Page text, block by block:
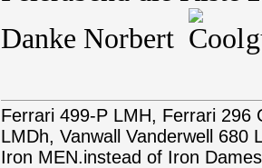
Danke Norbert
Ferrari 499-P LMH, Ferrari 296
LMDh, Vanwall Vanderwell
Iron MEN.instead of Iron